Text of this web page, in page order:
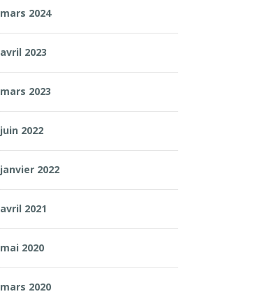
mars 2024
avril 2023
mars 2023
juin 2022
janvier 2022
avril 2021
mai 2020
mars 2020